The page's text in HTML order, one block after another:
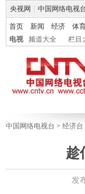
央视网 中国网络电视
首页 新闻 经济 体
电视
频道大全 栏目
中国网络电视台 > 经济台
趁
发